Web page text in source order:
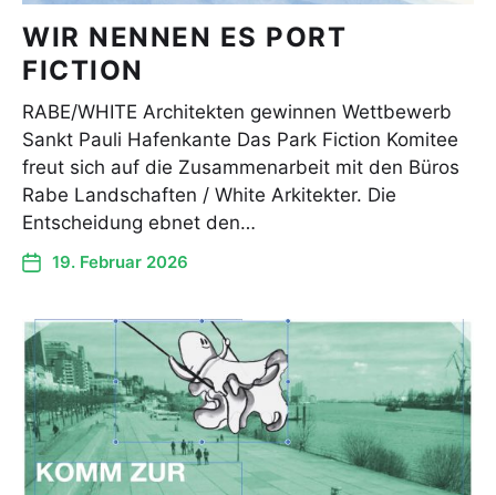
WIR NENNEN ES PORT
FICTION
RABE/WHITE Architekten gewinnen Wettbewerb
Sankt Pauli Hafenkante Das Park Fiction Komitee
freut sich auf die Zusammenarbeit mit den Büros
Rabe Landschaften / White Arkitekter. Die
Entscheidung ebnet den…
19. Februar 2026